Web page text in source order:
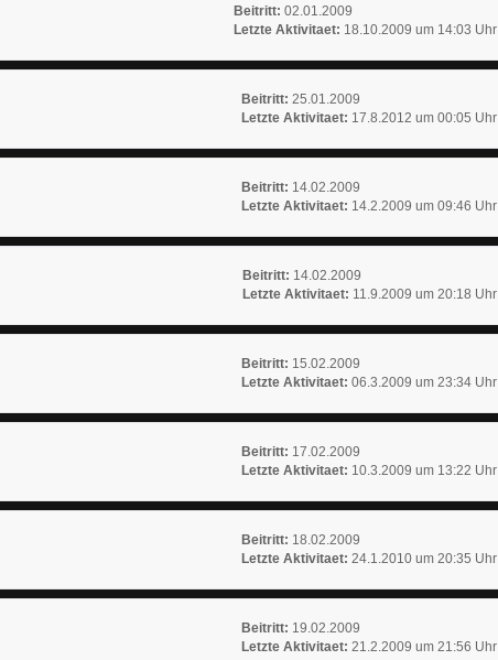
Beitritt: 02.01.2009
Letzte Aktivitaet: 18.10.2009 um 14:03 Uhr
Beitritt: 25.01.2009
Letzte Aktivitaet: 17.8.2012 um 00:05 Uhr
Beitritt: 14.02.2009
Letzte Aktivitaet: 14.2.2009 um 09:46 Uhr
Beitritt: 14.02.2009
Letzte Aktivitaet: 11.9.2009 um 20:18 Uhr
Beitritt: 15.02.2009
Letzte Aktivitaet: 06.3.2009 um 23:34 Uhr
Beitritt: 17.02.2009
Letzte Aktivitaet: 10.3.2009 um 13:22 Uhr
Beitritt: 18.02.2009
Letzte Aktivitaet: 24.1.2010 um 20:35 Uhr
Beitritt: 19.02.2009
Letzte Aktivitaet: 21.2.2009 um 21:56 Uhr